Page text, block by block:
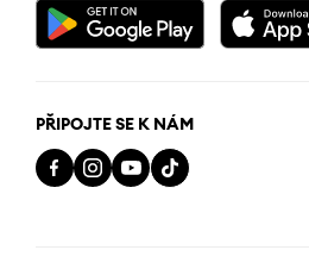
PŘIPOJTE SE K NÁM